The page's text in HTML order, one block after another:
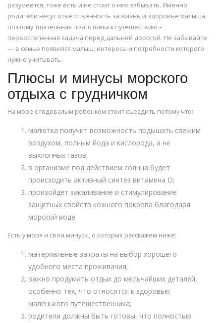
разумеется, тоже есть и не стоит о них забывать. Именно
родители несут ответственность за жизнь и здоровье малыша,
поэтому тщательная подготовка к путешествию –
первостепенная задача перед дальней дорогой. Не забывайте
— в семье появился малыш, интересы и потребности которого
нужно учитывать.
Плюсы и минусы морского
отдыха с грудничком
На море с годовалым ребенком стоит съездить потому что:
малютка получит возможность подышать свежим
воздухом, полным йода и кислорода, а не
выхлопных газов;
в организме под действием солнца будет
происходить активный синтез витамина D;
произойдет закаливание и стимулирование
защитных свойств кожного покрова благодаря
морской воде.
Есть у моря и свои минусы, о которых расскажем ниже:
материальные затраты на выбор хорошего
удобного места проживания;
важно продумать отдых до мельчайших деталей,
особенно тех, что относятся к здоровью
маленького путешественника;
родители должны быть готовы, что полностью